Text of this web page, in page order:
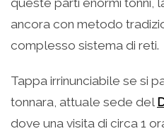
ancora con metodo
complesso sistema di reti.
Tappa irrinunciabile se si
tonnara, attuale sede del
dove una visita di circa 1